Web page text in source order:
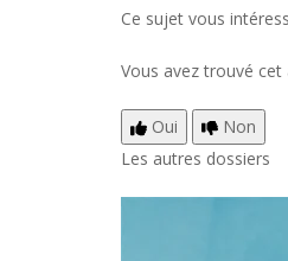
Ce sujet vous
Vous avez trouvé cet
Oui
Non
Les autres dossiers